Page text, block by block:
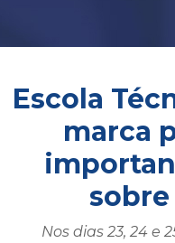
Escola
marca
Nos dias 23, 24 e